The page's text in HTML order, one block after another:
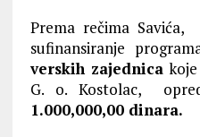
Prema rečima
sufinansiranje
verskih zajednicakoje
G. o. Kostolac,
1.000,000,00 dinara.